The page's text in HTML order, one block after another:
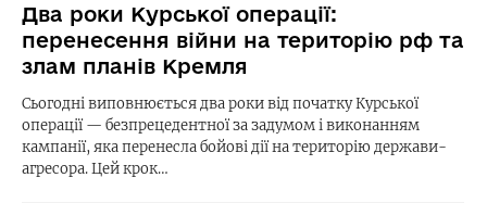
Два роки Курської операції:
перенесення війни на територію рф та
злам планів Кремля
Сьогодні виповнюється два роки від початку Курської
операції — безпрецедентної за задумом і виконанням
кампанії, яка перенесла бойові дії на територію держави-
агресора. Цей крок…